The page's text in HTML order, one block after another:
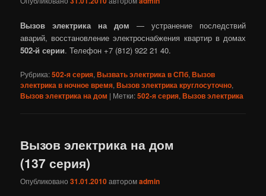
Вызов электрика на дом — устранение последствий
аварий, восстановление электроснабжения квартир в домах
502‎-й серии. Телефон +7 (812) 922 21 40.
Рубрика:502-я серия,Вызвать электрика в СПб,Вызов
электрика в ночное время,Вызов электрика круглосуточно,
Вызов электрика на дом | Метки:502-я серия,Вызов электрика
Вызов электрика на дом
(137‎ серия)
Опубликовано31.01.2010авторомadmin